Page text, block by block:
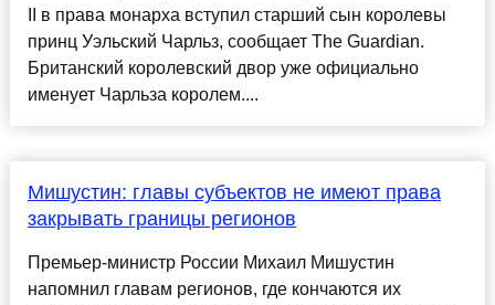
II в права монарха вступил старший сын королевы
принц Уэльский Чарльз, сообщает The Guardian.
Британский королевский двор уже официально
именует Чарльза королем....
Мишустин: главы субъектов не имеют права
закрывать границы регионов
Премьер-министр России Михаил Мишустин
напомнил главам регионов, где кончаются их